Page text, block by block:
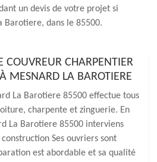
un devis de votre projet si
Barotiere, dans le 85500.
COUVREUR CHARPENTIER
MESNARD LA BAROTIERE
La Barotiere 85500 effectue tous
charpente et zinguerie. En
La Barotiere 85500 interviens
Ses ouvriers sont
est abordable et sa qualité